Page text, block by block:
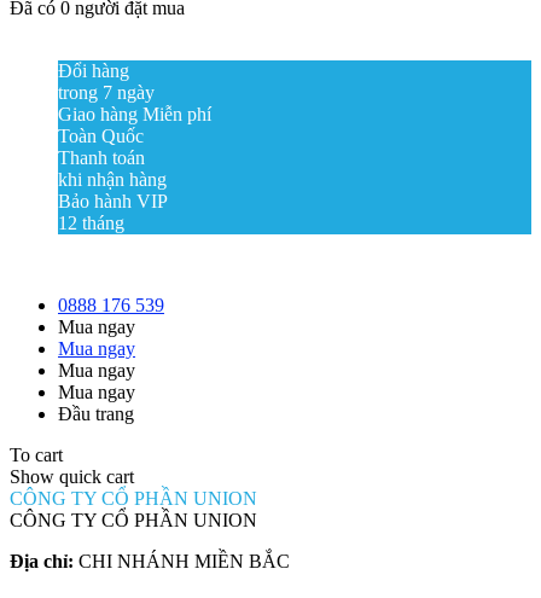
Đã có 0 người đặt mua
Đổi hàng
trong 7 ngày
Giao hàng Miễn phí
Toàn Quốc
Thanh toán
khi nhận hàng
Bảo hành VIP
12 tháng
0888 176 539
Mua ngay
Mua ngay
Mua ngay
Mua ngay
Đầu trang
To cart
Show quick cart
CÔNG TY CỔ PHẦN UNION
CÔNG TY CỔ PHẦN UNION
Địa chỉ: CHI NHÁNH MIỀN BẮC